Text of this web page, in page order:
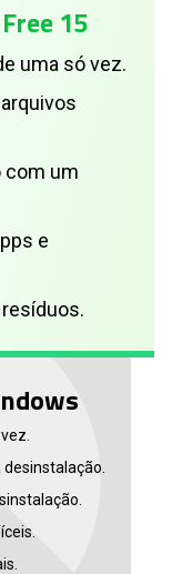
15
uma só vez.
com um
e